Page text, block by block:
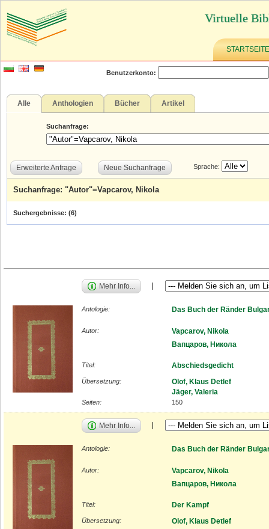
Virtuelle
STARTSEITE
Benutzerkonto:
Alle Anthologien Bücher Artikel
Suchanfrage:
Erweiterte Anfrage Neue Suchanfrage Sprache:
Suchanfrage: "Autor"=Vapcarov, Nikola
Suchergebnisse: (6)
Mehr Info...
Antologie: Das Buch der Ränder
Autor:
Vapcarov, Nikola
Вапцаров, Никола
Titel: Abschiedsgedicht
Übersetzung:
Olof, Klaus Detlef
Jäger, Valeria
Seiten: 150
Mehr Info...
Antologie: Das Buch der Ränder
Autor:
Vapcarov, Nikola
Вапцаров, Никола
Titel: Der Kampf
Übersetzung:
Olof, Klaus Detlef